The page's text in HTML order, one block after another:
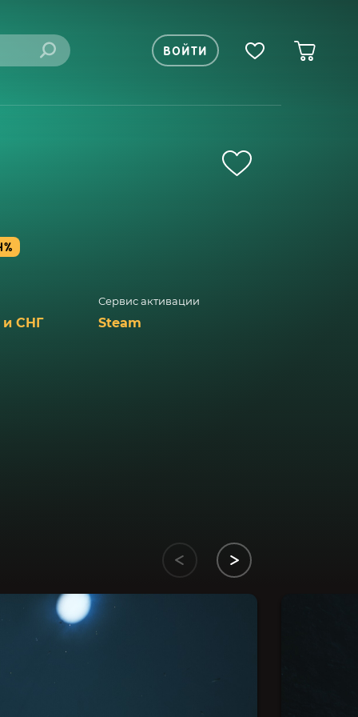
ВОЙТИ
и СНГ
Сервис активации
Steam